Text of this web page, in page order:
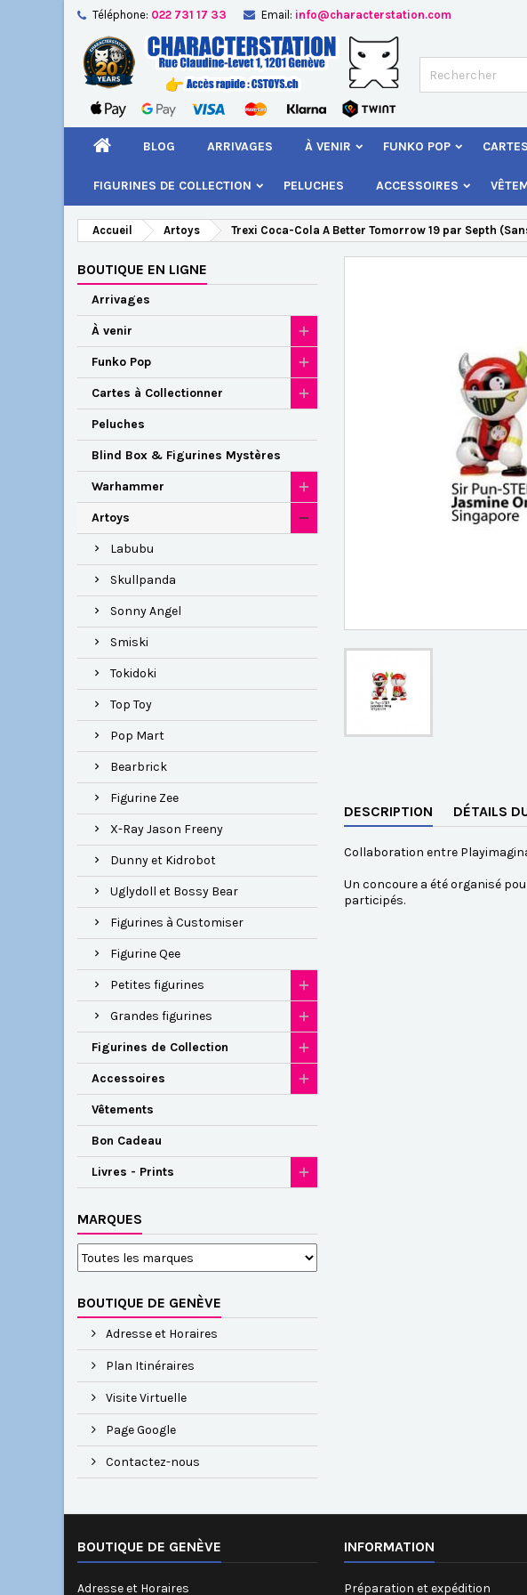
Téléphone: 022 731 17 33 Email: info@characterstation.com
BLOG ARRIVAGES À VENIR FUNKO POP
FIGURINES DE COLLECTION PELUCHES ACCESSOIRES
Accueil Artoys Trexi Coca-Cola A Better Tomorrow 19 par Septh
BOUTIQUE EN LIGNE
Arrivages
À venir
Funko Pop
Cartes à Collectionner
Peluches
Blind Box & Figurines Mystères
Warhammer
Artoys
Labubu
Skullpanda
Sonny Angel
Smiski
Tokidoki
Top Toy
Pop Mart
Bearbrick
Figurine Zee
X-Ray Jason Freeny
Dunny et Kidrobot
Uglydoll et Bossy Bear
Figurines à Customiser
Figurine Qee
Petites figurines
Grandes figurines
Figurines de Collection
Accessoires
Vêtements
Bon Cadeau
Livres - Prints
MARQUES
BOUTIQUE DE GENÈVE
Adresse et Horaires
Plan Itinéraires
Visite Virtuelle
Page Google
Contactez-nous
DESCRIPTION DÉTAILS
Collaboration entre
Un concoure a été organisé
participés.
BOUTIQUE DE GENÈVE
Adresse et Horaires
INFORMATION
Préparation et expédition
Ajouter à ma
Créer une nouvelle
Créer une liste
Nom de la liste d'envies
Connexion
Vous devez être